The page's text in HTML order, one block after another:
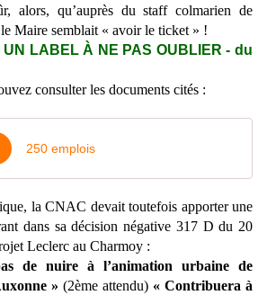
alors, qu’auprès du staff colmarien de
Maire semblait « avoir le ticket » !
UN LABEL À NE PAS OUBLIER - du
consulter les documents cités :
250 emplois
la CNAC devait toutefois apporter une
dans sa décision négative 317 D du 20
Leclerc au Charmoy :
de nuire à l’animation urbaine de
» (2ème attendu) « Contribuera à